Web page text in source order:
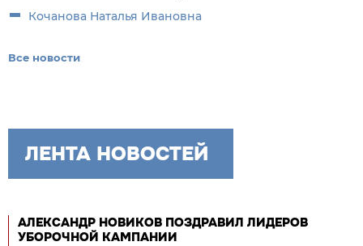
Кочанова Наталья Ивановна
Все новости
ЛЕНТА НОВОСТЕЙ
АЛЕКСАНДР НОВИКОВ ПОЗДРАВИЛ ЛИДЕРОВ
УБОРОЧНОЙ КАМПАНИИ